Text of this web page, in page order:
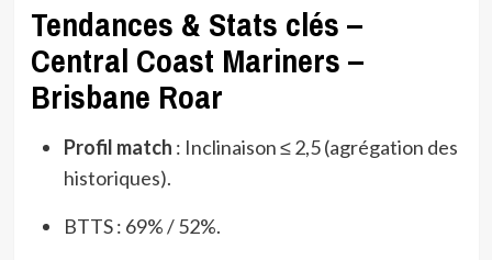
Tendances & Stats clés –
Central Coast Mariners –
Brisbane Roar
Profil match : Inclinaison ≤ 2,5 (agrégation des
historiques).
BTTS : 69% / 52%.